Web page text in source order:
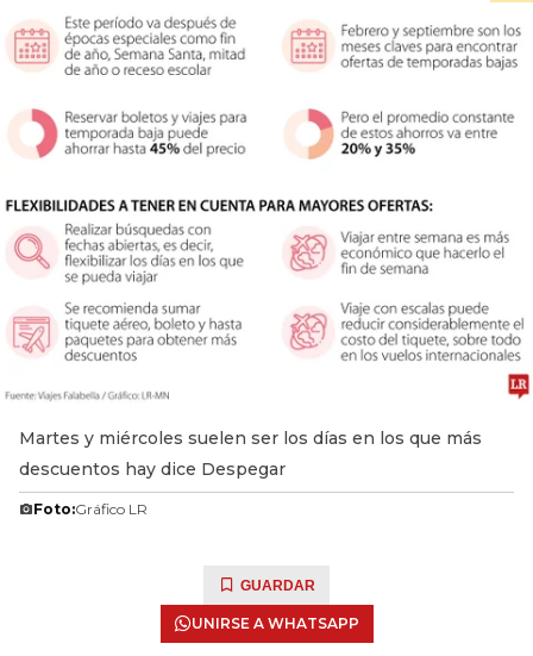
Martes y miércoles suelen ser los días en los que más
descuentos hay dice Despegar
Foto:Gráfico LR
GUARDAR
UNIRSE A WHATSAPP